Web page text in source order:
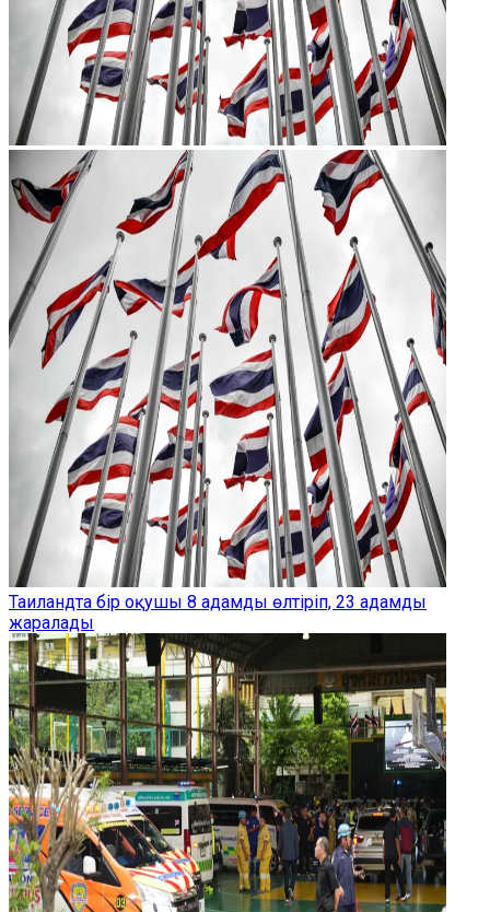
Таиландта бір оқушы 8 адамды өлтіріп, 23 адамды
жаралады